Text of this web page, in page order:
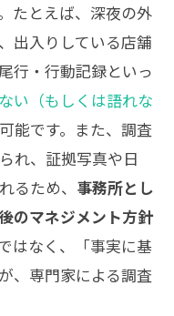
たとえば、深夜の外
出入りしている店舗
行・行動記録といっ
い（もしくは語れな
能です。また、調査
れ、証拠写真や日
るため、 事務所とし
のマネジメント方針
はなく、「事実に基
、専門家による調査